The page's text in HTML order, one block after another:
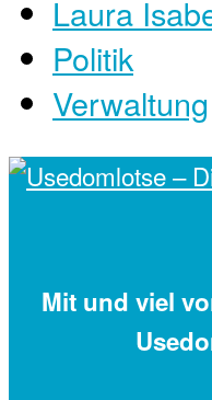
Laura
Politik
Verwaltung
Mit und viel